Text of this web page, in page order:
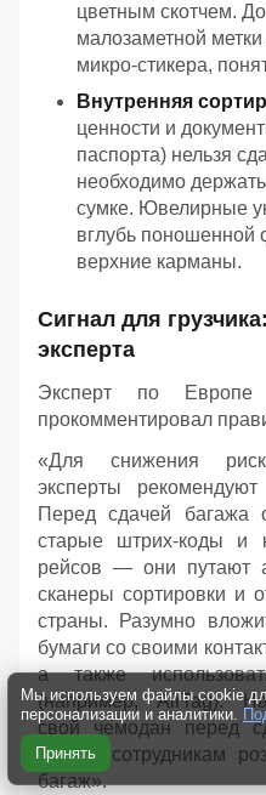
цветным скотчем.
малозаметной
микро-стикера,
Внутренняя
ценности и
паспорта) нельзя
необходимо
сумке. Ювелирные
вглубь поношенной
верхние карманы.
Сигнал для
эксперта
Эксперт по Европе
прокомментировал
«Для снижения
эксперты
Перед сдачей багажа
старые штрих-коды и
рейсов — они путают
сканеры сортировки и
страны. Разумно
бумаги со своими
а также
(например, AirTag).
свой чемодан перед
снимку сотрудникам
багаж».
Мы используем файлы cookie
персонализации и аналитики.
Принять